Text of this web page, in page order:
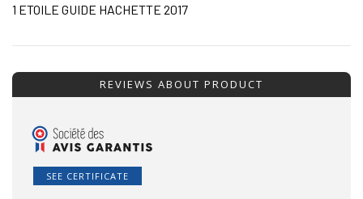
1 ETOILE GUIDE HACHETTE 2017
REVIEWS ABOUT PRODUCT
SEE CERTIFICATE